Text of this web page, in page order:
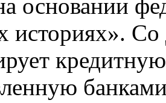
основании
историях».